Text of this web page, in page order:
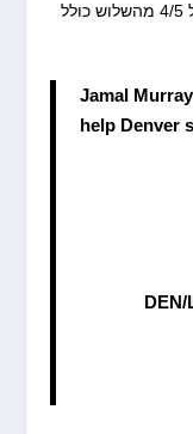
התפוצץ עם 23 נקודות ב-6/7 מהשדה כולל 4/5 מהשלוש כולל
Jamal
help Denver
DEN/